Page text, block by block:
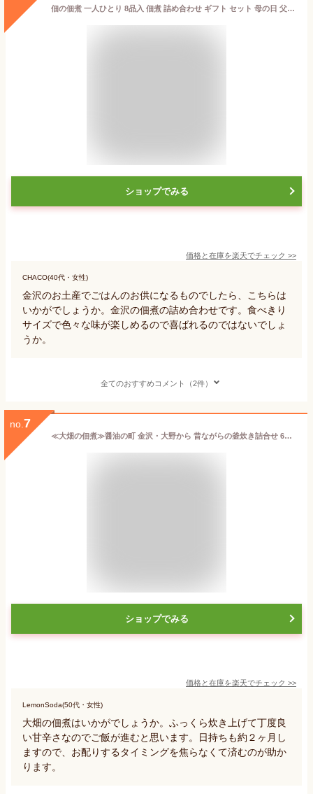
佃の佃煮 一人ひとり 8品入 佃煮 詰め合わせ ギフト セット 母の日 父の日 老舗 金沢 くるみ 小分け ちりめん 山椒 贈り物 お取り寄せ グルメ 惣菜セット ご飯のお供 人気 御歳暮 歳暮 冬ギフト プレゼント 佃煮セット 金沢名物 内祝い 誕生日
ショップでみる
価格と在庫を楽天でチェック >>
CHACO(40代・女性)
金沢のお土産でごはんのお供になるものでしたら、こちらは
いかがでしょうか。金沢の佃煮の詰め合わせです。食べきり
サイズで色々な味が楽しめるので喜ばれるのではないでしょ
うか。
全てのおすすめコメント（2件）
no. 7
≪大畑の佃煮≫醤油の町 金沢・大野から 昔ながらの釜炊き詰合せ 6個詰【手土産 金沢土産 食べきりサイズ ギフト お歳暮】
ショップでみる
価格と在庫を楽天でチェック >>
LemonSoda(50代・女性)
大畑の佃煮はいかがでしょうか。ふっくら炊き上げて丁度良
い甘辛さなのでご飯が進むと思います。日持ちも約２ヶ月し
ますので、お配りするタイミングを焦らなくて済むのが助か
ります。